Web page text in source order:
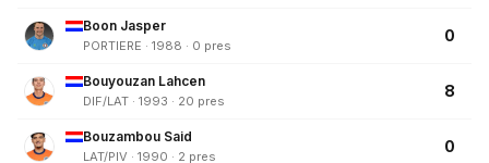
Boon Jasper
PORTIERE · 1988 · 0 pres
0
Bouyouzan Lahcen
DIF/LAT · 1993 · 20 pres
8
Bouzambou Said
LAT/PIV · 1990 · 2 pres
0